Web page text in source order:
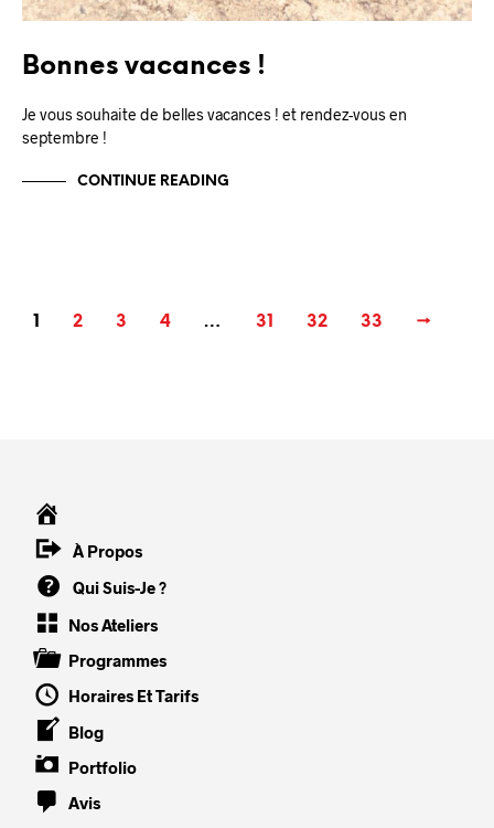
Bonnes vacances !
Je vous souhaite de belles vacances ! et rendez-vous en
septembre !
CONTINUE READING
1 2 3 4 … 31 32 33 →
À Propos
Qui Suis-Je ?
Nos Ateliers
Programmes
Horaires Et Tarifs
Blog
Portfolio
Avis